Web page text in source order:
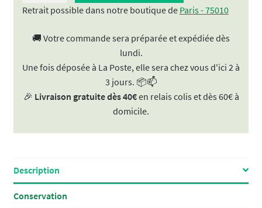
Huile
huileux
Consoude
Retrait possible dans notre boutique de Paris - 75010
🚚 Votre commande sera préparée et expédiée dès
lundi.
Une fois déposée à La Poste, elle sera chez vous d'ici 2 à
3 jours. 📦📫
🎉 Livraison gratuite dès 40€en relais colis et dès 60€ à
domicile.
Description
Conservation